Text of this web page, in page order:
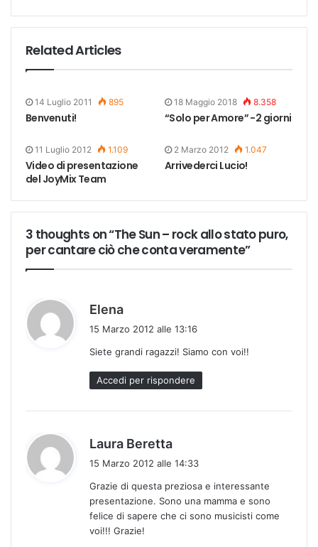
Related Articles
14 Luglio 2011 895
Benvenuti!
18 Maggio 2018 8.358
“Solo per Amore” -2 giorni
11 Luglio 2012 1.109
Video di presentazione
del JoyMix Team
2 Marzo 2012 1.047
Arrivederci Lucio!
3 thoughts on “The Sun – rock allo stato puro,
per cantare ciò che conta veramente”
Elena
e
t
t
15 Marzo 2012 alle 13:16
Siete grandi ragazzi! Siamo con voi!!
Accedi per rispondere
Laura Beretta
e
t
t
15 Marzo 2012 alle 14:33
Grazie di questa preziosa e interessante
presentazione. Sono una mamma e sono
felice di sapere che ci sono musicisti come
voi!!! Grazie!